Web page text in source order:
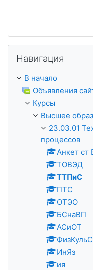
Навигация
В начало
Объявления
Курсы
Высшее
23.03.01
процессов
Анкет ст
ТОВЭД
ТТПиС
ПТС
ОТЭО
БСнаВП
АСиОТ
ИнЯз
ия